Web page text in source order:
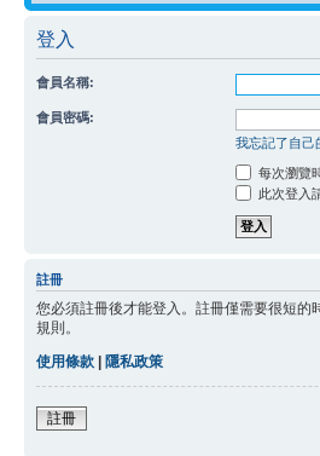
登入
會員名稱:
會員密碼:
我忘記了自己
每次瀏覽
此次登入
註冊
您必須註冊後才能登入。註冊僅需要很短
規則。
使用條款 | 隱私政策
註冊